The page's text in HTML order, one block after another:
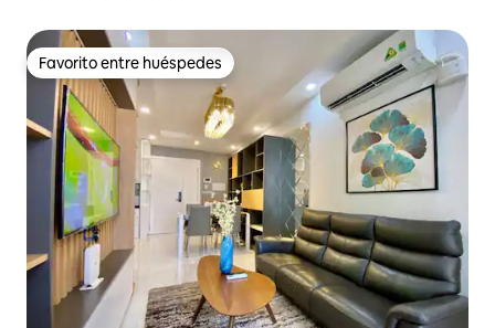
Favorito entre huéspedes
Favorito entre huéspedes